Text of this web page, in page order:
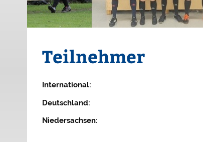
Teilnehmer
International:
Deutschland:
Niedersachsen: